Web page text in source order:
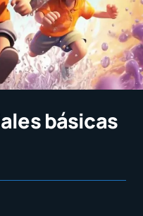
básicas